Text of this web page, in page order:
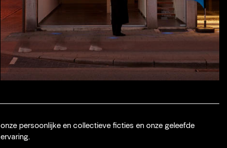
onze persoonlijke en collectieve ficties en onze geleefde
ervaring.